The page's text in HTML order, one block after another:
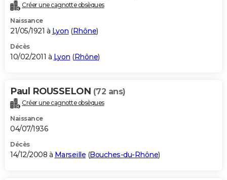
Créer une cagnotte obsèques
Naissance
21/05/1921 à Lyon (Rhône)
Décès
10/02/2011 à Lyon (Rhône)
Paul ROUSSELON (72 ans)
Créer une cagnotte obsèques
Naissance
04/07/1936
Décès
14/12/2008 à Marseille (Bouches-du-Rhône)